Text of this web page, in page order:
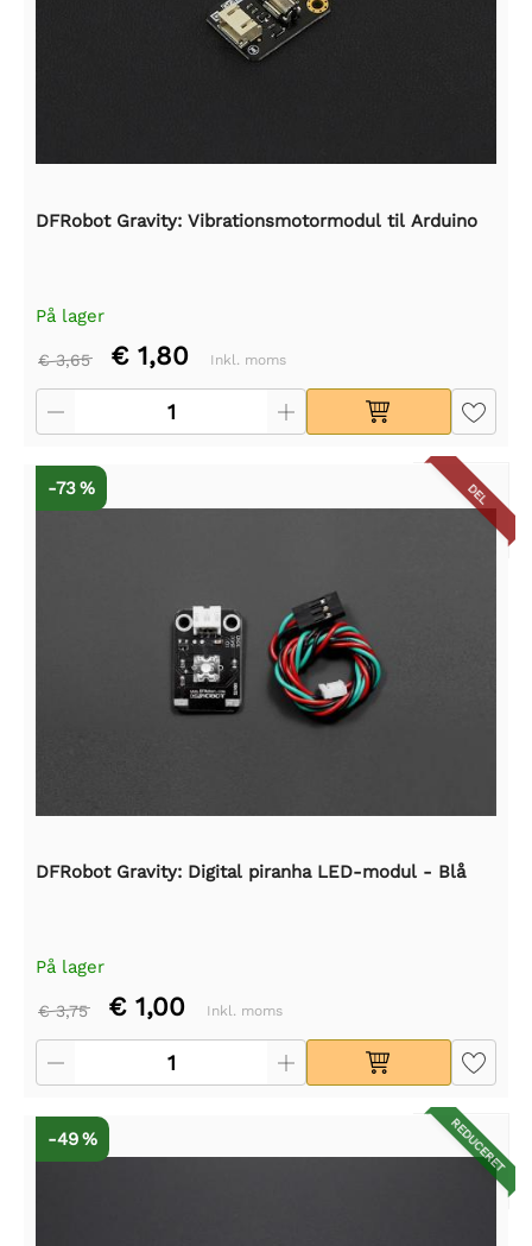
DFRobot Gravity: Vibrationsmotormodul til Arduino
På lager
€ 3,65 € 1,80 Inkl. moms
DEL
-73 %
DFRobot Gravity: Digital piranha LED-modul - Blå
På lager
€ 3,75 € 1,00 Inkl. moms
REDUCERET
-49 %